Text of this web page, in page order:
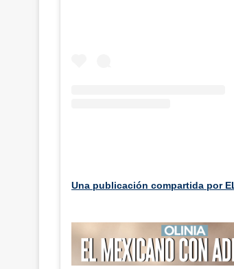
Una publicación compartida por